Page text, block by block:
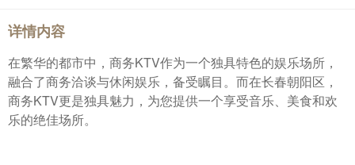
详情内容
在繁华的都市中，商务KTV作为一个独具特色的娱乐场所，
融合了商务洽谈与休闲娱乐，备受瞩目。而在长春朝阳区，
商务KTV更是独具魅力，为您提供一个享受音乐、美食和欢
乐的绝佳场所。